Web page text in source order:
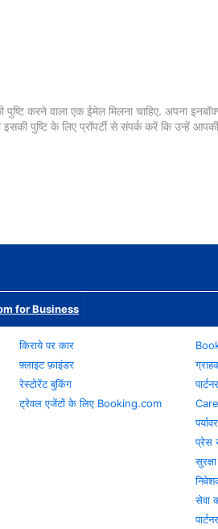
करने वाला एक ईमेल मिलना चाहिए. अपना
पुष्टि के लिए प्रॉपर्टी से संपर्क करें कि उन्हें
for Business
किराये पर कार
फ़्लाइट फ़ाइंडर
रेस्टोरेंट बुकिंग
ट्रेवल एजेंटों के लिए Booking.com
प्रेस
सेवा